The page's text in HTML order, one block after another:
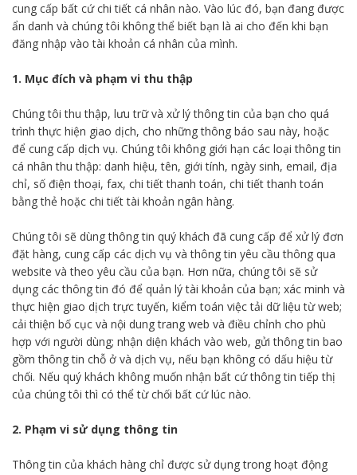
cung cấp bất cứ chi tiết cá nhân nào. Vào lúc đó, bạn đang được
ẩn danh và chúng tôi không thể biết bạn là ai cho đến khi bạn
đăng nhập vào tài khoản cá nhân của mình.
1. Mục đích và phạm vi thu thập
Chúng tôi thu thập, lưu trữ và xử lý thông tin của bạn cho quá
trình thực hiện giao dịch, cho những thông báo sau này, hoặc
để cung cấp dịch vụ. Chúng tôi không giới hạn các loại thông tin
cá nhân thu thập: danh hiệu, tên, giới tính, ngày sinh, email, địa
chỉ, số điện thoại, fax, chi tiết thanh toán, chi tiết thanh toán
bằng thẻ hoặc chi tiết tài khoản ngân hàng.
Chúng tôi sẽ dùng thông tin quý khách đã cung cấp để xử lý đơn
đặt hàng, cung cấp các dịch vụ và thông tin yêu cầu thông qua
website và theo yêu cầu của bạn. Hơn nữa, chúng tôi sẽ sử
dụng các thông tin đó để quản lý tài khoản của bạn; xác minh và
thực hiện giao dịch trực tuyến, kiểm toán việc tải dữ liệu từ web;
cải thiện bố cục và nội dung trang web và điều chỉnh cho phù
hợp với người dùng; nhận diện khách vào web, gửi thông tin bao
gồm thông tin chỗ ở và dịch vụ, nếu bạn không có dấu hiệu từ
chối. Nếu quý khách không muốn nhận bất cứ thông tin tiếp thị
của chúng tôi thì có thể từ chối bất cứ lúc nào.
2. Phạm vi sử dụng thông tin
Thông tin của khách hàng chỉ được sử dụng trong hoạt động